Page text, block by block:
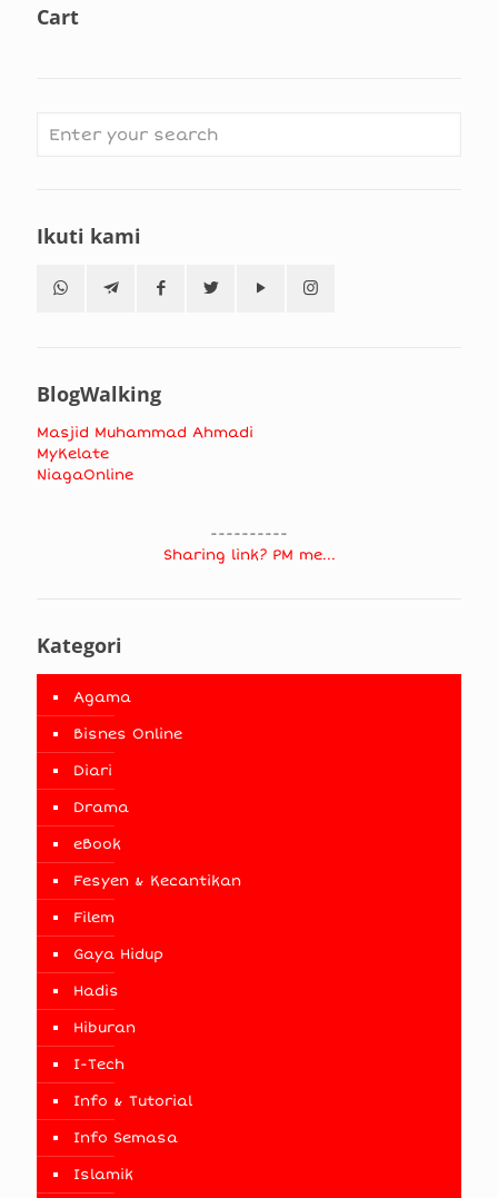
Cart
Ikuti kami
BlogWalking
Masjid Muhammad Ahmadi
MyKelate
NiagaOnline
----------
Sharing link? PM me...
Kategori
Agama
Bisnes Online
Diari
Drama
eBook
Fesyen & Kecantikan
Filem
Gaya Hidup
Hadis
Hiburan
I-Tech
Info & Tutorial
Info Semasa
Islamik